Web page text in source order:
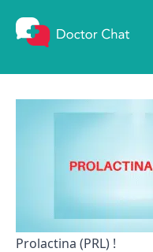
Prolactina (PRL) !